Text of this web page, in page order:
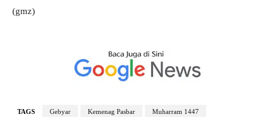
(gmz)
TAGS Gebyar Kemenag Pasbar Muharram 1447